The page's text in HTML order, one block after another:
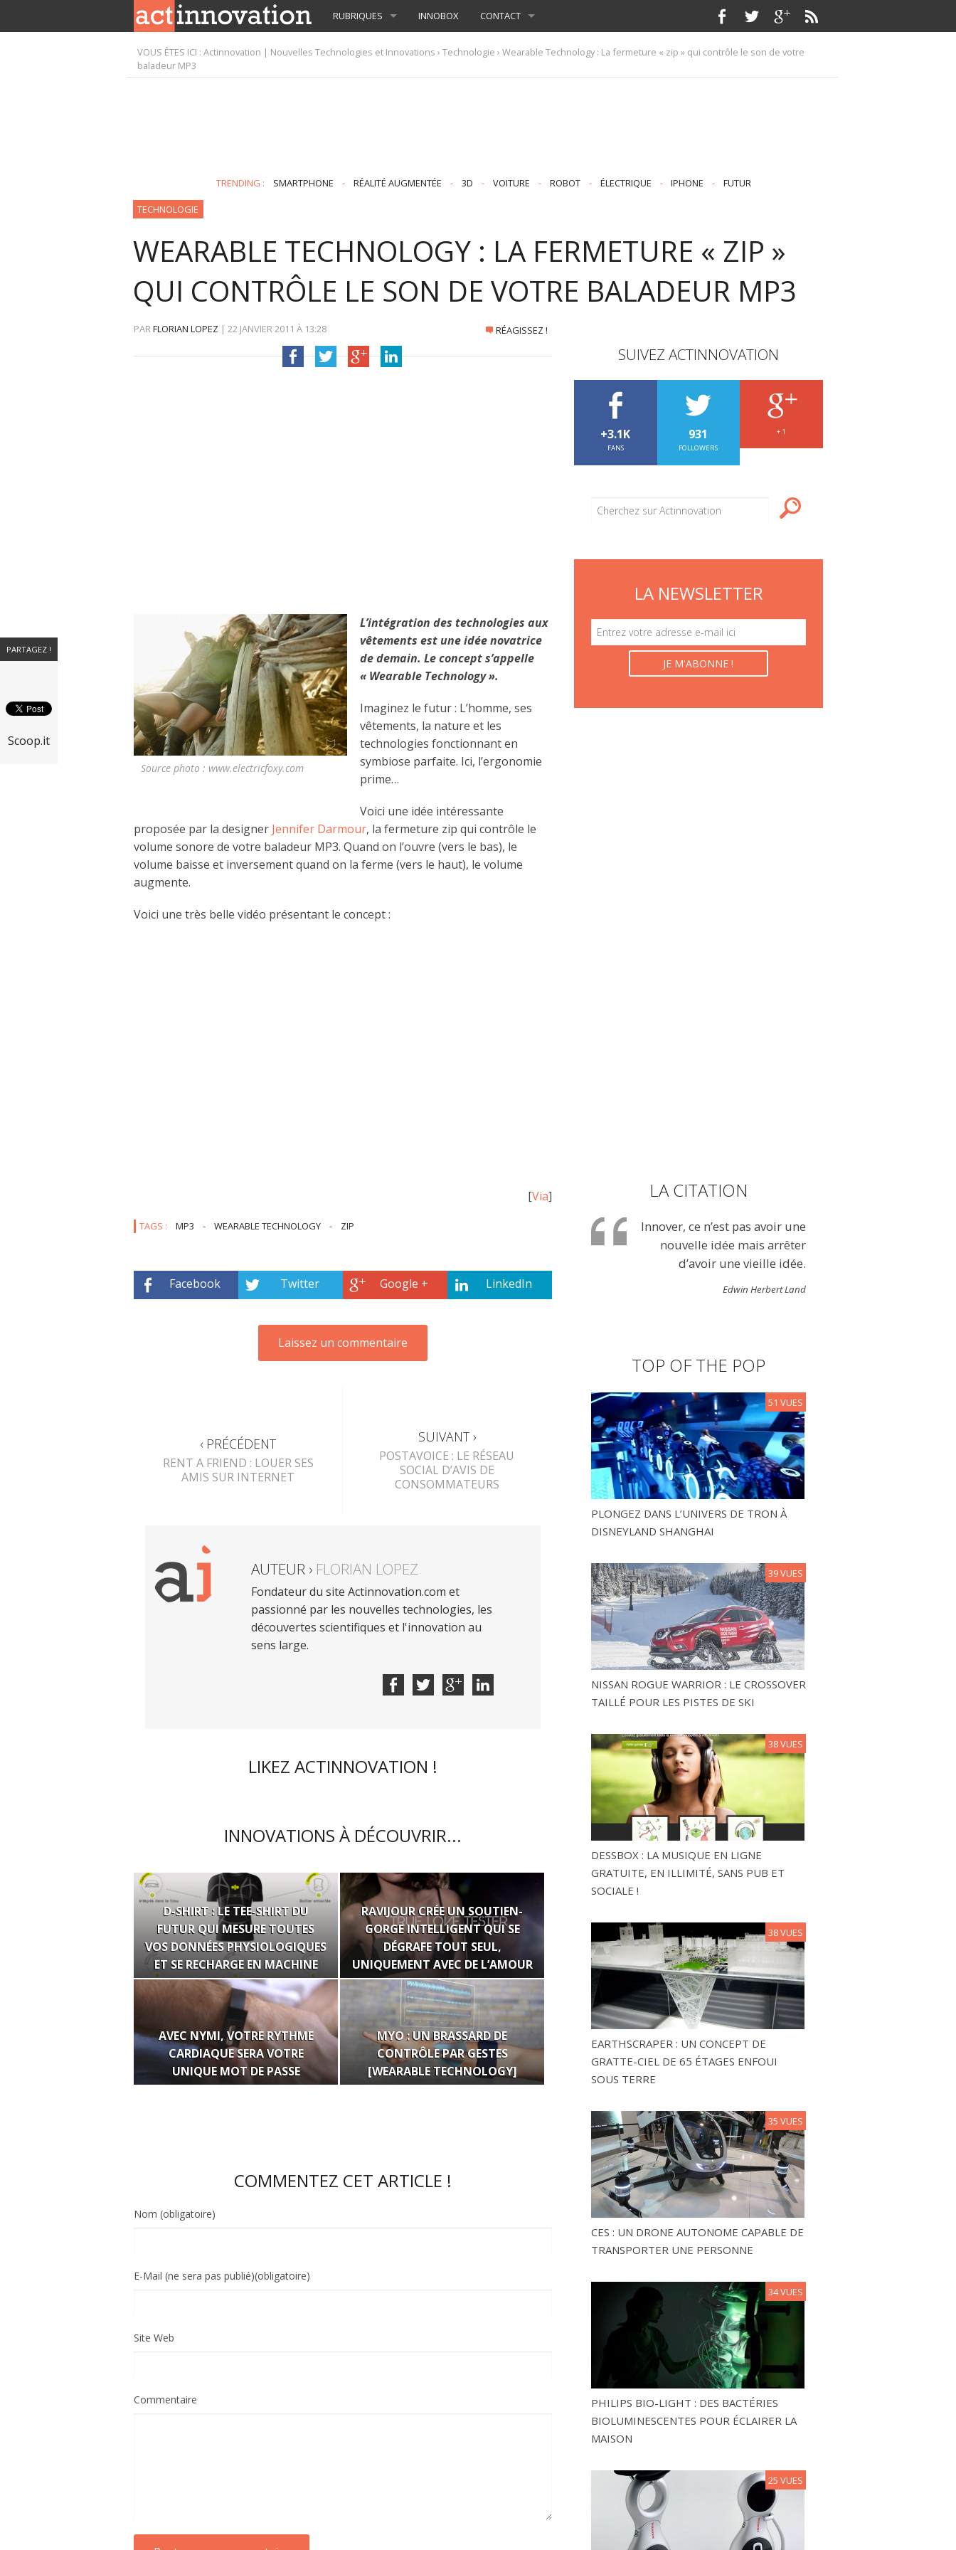
RUBRIQUES INNOBOX CONTACT
VOUS ÊTES ICI :Actinnovation | Nouvelles Technologies et Innovations ›Technologie › Wearable Technology : La fermeture « zip » qui contrôle le son de votre
baladeur MP3
TRENDING : SMARTPHONE - RÉALITÉ AUGMENTÉE - 3D - VOITURE - ROBOT - ÉLECTRIQUE - IPHONE - FUTUR
TECHNOLOGIE
WEARABLE TECHNOLOGY : LA FERMETURE « ZIP »
QUI CONTRÔLE LE SON DE VOTRE BALADEUR MP3
PARFLORIAN LOPEZ | 22 JANVIER 2011 À 13:28 RÉAGISSEZ !
Source photo : www.electricfoxy.com
L’intégration des technologies aux
vêtements est une idée novatrice
de demain. Le concept s’appelle
« Wearable Technology ».
Imaginez le futur : L’homme, ses
vêtements, la nature et les
technologies fonctionnant en
symbiose parfaite. Ici, l’ergonomie
prime…
Voici une idée intéressante
proposée par la designer Jennifer Darmour, la fermeture zip qui contrôle le
volume sonore de votre baladeur MP3. Quand on l’ouvre (vers le bas), le
volume baisse et inversement quand on la ferme (vers le haut), le volume
augmente.
Voici une très belle vidéo présentant le concept :
[Via]
TAGS : MP3 - WEARABLE TECHNOLOGY - ZIP
Facebook Twitter Google + LinkedIn
‹ PRÉCÉDENT
RENT A FRIEND : LOUER SES
AMIS SUR INTERNET
SUIVANT ›
POSTAVOICE : LE RÉSEAU
SOCIAL D’AVIS DE
CONSOMMATEURS
AUTEUR › FLORIAN LOPEZ
Fondateur du site Actinnovation.com et
passionné par les nouvelles technologies, les
découvertes scientifiques et l'innovation au
sens large.
LIKEZ ACTINNOVATION !
INNOVATIONS À DÉCOUVRIR...
D-SHIRT : LE TEE-SHIRT DU
FUTUR QUI MESURE TOUTES
VOS DONNÉES PHYSIOLOGIQUES
ET SE RECHARGE EN MACHINE
RAVIJOUR CRÉE UN SOUTIEN-
GORGE INTELLIGENT QUI SE
DÉGRAFE TOUT SEUL,
UNIQUEMENT AVEC DE L’AMOUR
AVEC NYMI, VOTRE RYTHME
CARDIAQUE SERA VOTRE
UNIQUE MOT DE PASSE
MYO : UN BRASSARD DE
CONTRÔLE PAR GESTES
[WEARABLE TECHNOLOGY]
COMMENTEZ CET ARTICLE !
Nom (obligatoire)
E-Mail (ne sera pas publié)(obligatoire)
Site Web
Commentaire
SUIVEZ ACTINNOVATION
+3.1K
FANS
931
FOLLOWERS
+ 1
LA NEWSLETTER
LA CITATION
Innover, ce n’est pas avoir une
nouvelle idée mais arrêter
d’avoir une vieille idée.
Edwin Herbert Land
TOP OF THE POP
PLONGEZ DANS L’UNIVERS DE TRON À
DISNEYLAND SHANGHAI
51 VUES
NISSAN ROGUE WARRIOR : LE CROSSOVER
TAILLÉ POUR LES PISTES DE SKI
39 VUES
DESSBOX : LA MUSIQUE EN LIGNE
GRATUITE, EN ILLIMITÉ, SANS PUB ET
SOCIALE !
38 VUES
EARTHSCRAPER : UN CONCEPT DE
GRATTE-CIEL DE 65 ÉTAGES ENFOUI
SOUS TERRE
38 VUES
CES : UN DRONE AUTONOME CAPABLE DE
TRANSPORTER UNE PERSONNE
35 VUES
PHILIPS BIO-LIGHT : DES BACTÉRIES
BIOLUMINESCENTES POUR ÉCLAIRER LA
MAISON
34 VUES
25 VUES
PARTAGEZ !
Scoop.it